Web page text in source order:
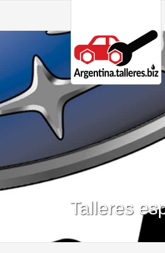
Talleres